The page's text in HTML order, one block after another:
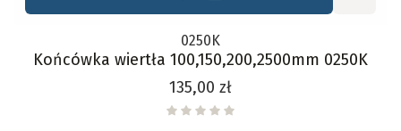
0250K
Końcówka wiertła 100,150,200,2500mm 0250K
Cena
135,00 zł